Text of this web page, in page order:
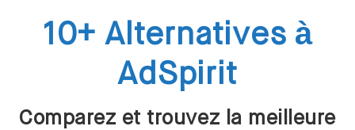
10+ Alternatives à
AdSpirit
Comparez et trouvez la meilleure